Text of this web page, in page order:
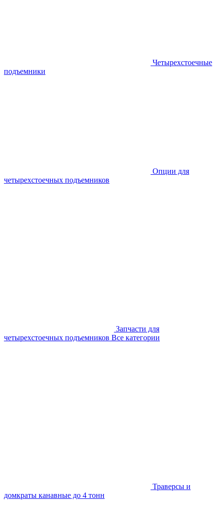
Четырехстоечные
подъемники
Опции для
четырехстоечных подъемников
Запчасти для
четырехстоечных подъемников Все категории
Траверсы и
домкраты канавные до 4 тонн